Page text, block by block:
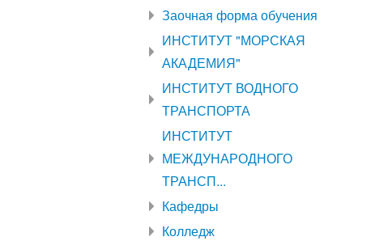
Заочная форма обучения
ИНСТИТУТ "МОРСКАЯ
АКАДЕМИЯ"
ИНСТИТУТ ВОДНОГО
ТРАНСПОРТА
ИНСТИТУТ
МЕЖДУНАРОДНОГО
ТРАНСП...
Кафедры
Колледж